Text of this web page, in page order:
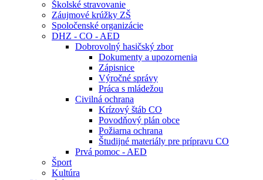
Školské stravovanie
Záujmové krúžky ZŠ
Spoločenské organizácie
DHZ - CO - AED
Dobrovolný hasičský zbor
Dokumenty a upozornenia
Zápisnice
Výročné správy
Práca s mládežou
Civilná ochrana
Krízový štáb CO
Povodňový plán obce
Požiarna ochrana
Študijné materiály pre prípravu CO
Prvá pomoc - AED
Šport
Kultúra